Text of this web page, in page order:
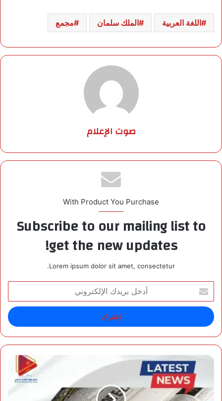
اللغة العربية الملك سلمان مجمع
صوت الإعلام
With Product You Purchase
Subscribe to our mailing list to
get the new updates!
Lorem ipsum dolor sit amet, consectetur.
خ
ل
ر
د
ل
م
ص